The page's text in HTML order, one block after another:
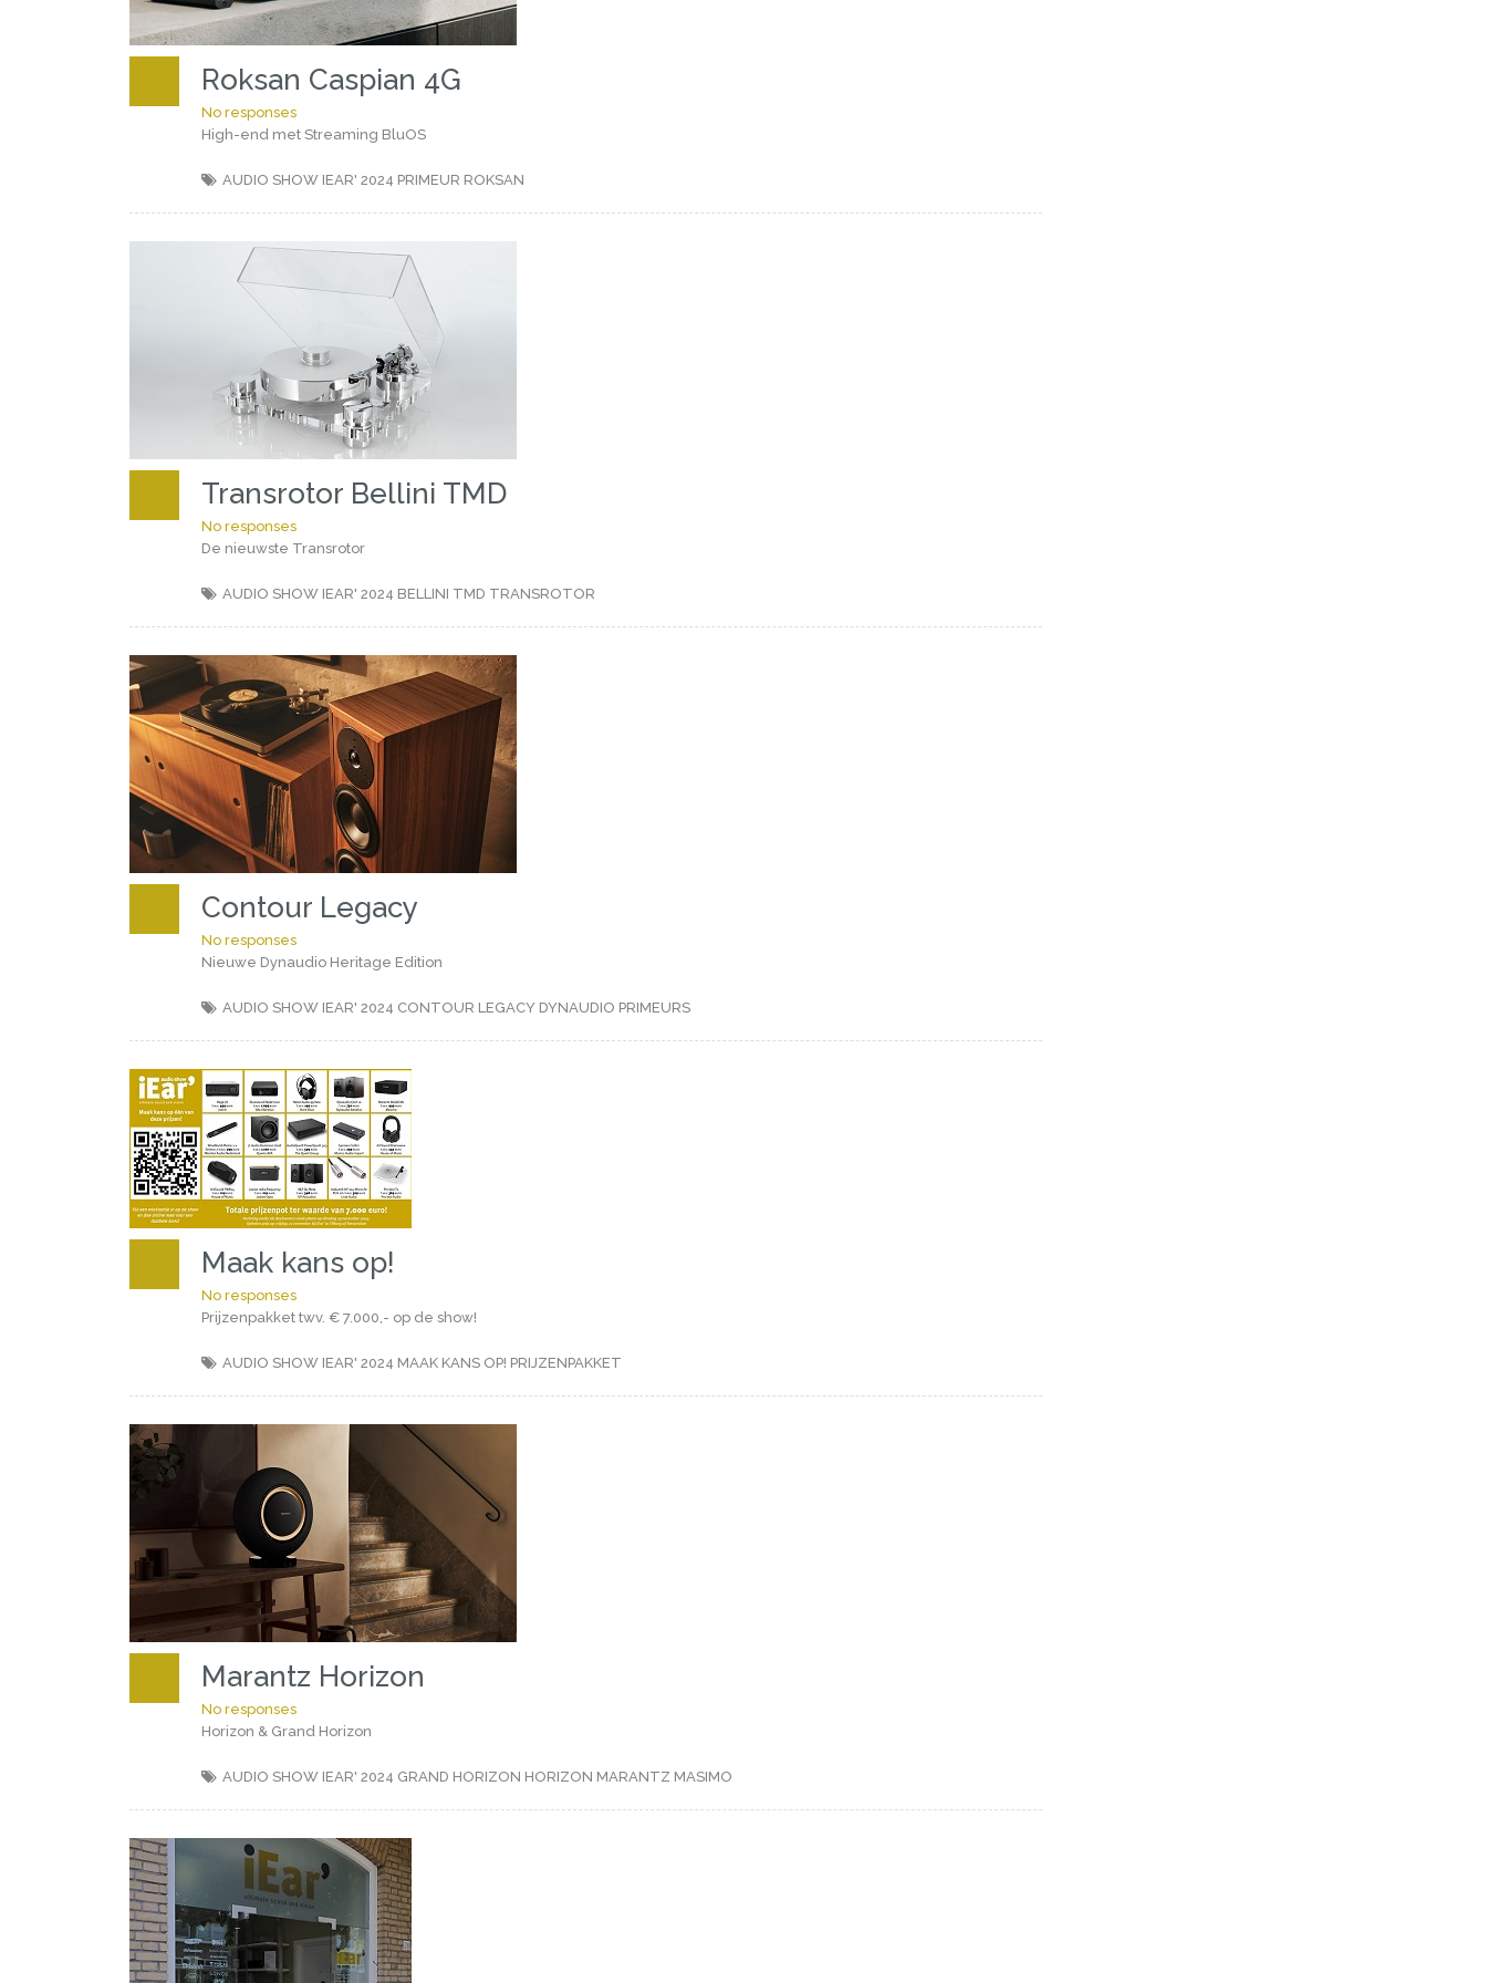
Roksan Caspian 4G
No responses
High-end met Streaming BluOS
AUDIO SHOW IEAR' 2024 PRIMEUR ROKSAN
Transrotor Bellini TMD
No responses
De nieuwste Transrotor
AUDIO SHOW IEAR' 2024 BELLINI TMD TRANSROTOR
Contour Legacy
No responses
Nieuwe Dynaudio Heritage Edition
AUDIO SHOW IEAR' 2024 CONTOUR LEGACY DYNAUDIO PRIMEURS
Maak kans op!
No responses
Prijzenpakket twv. € 7.000,- op de show!
AUDIO SHOW IEAR' 2024 MAAK KANS OP! PRIJZENPAKKET
Marantz Horizon
No responses
Horizon & Grand Horizon
AUDIO SHOW IEAR' 2024 GRAND HORIZON HORIZON MARANTZ MASIMO